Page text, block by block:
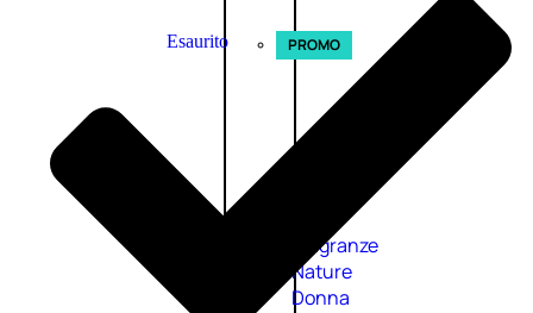
Esaurito PROMO
Fragranze
Nature
Donna